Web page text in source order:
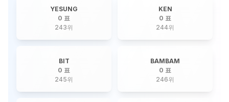
YESUNG
0 표
243위
KEN
0 표
244위
BIT
0 표
245위
BAMBAM
0 표
246위